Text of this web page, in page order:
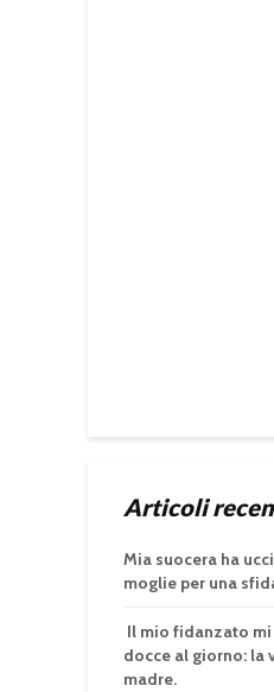
Articoli
Mia suocera ha
moglie per una
Il mio fidanzato
docce al giorno: la
madre.